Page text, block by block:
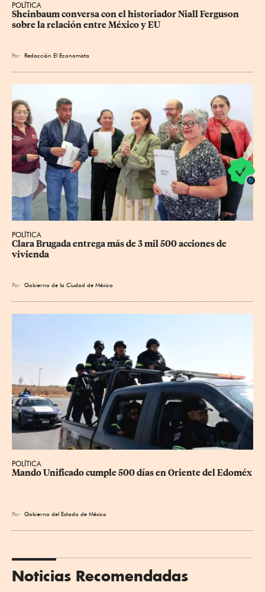
POLÍTICA
Sheinbaum conversa con el historiador Niall Ferguson
sobre la relación entre México y EU
Por Redacción El Economista
POLÍTICA
Clara Brugada entrega más de 3 mil 500 acciones de
vivienda
Por Gobierno de la Ciudad de México
POLÍTICA
Mando Unificado cumple 500 días en Oriente del Edoméx
Por Gobierno del Estado de México
Noticias Recomendadas